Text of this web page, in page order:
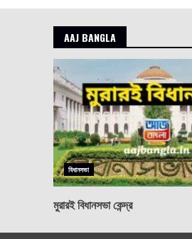
AAJ BANGLA
বিধানসভা
মুরারই বিধানসভা কেন্দ্র